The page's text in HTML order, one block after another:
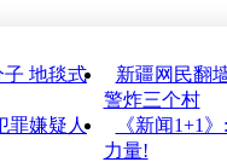
地毯式
新疆网民翻
警炸三个村
罪嫌疑人
《新闻1+1
力量!